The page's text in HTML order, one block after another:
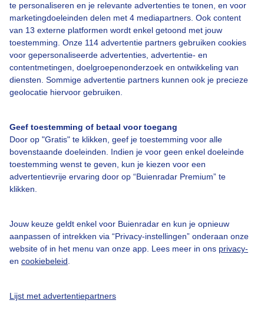
te personaliseren en je relevante advertenties te tonen, en voor
marketingdoeleinden delen met 4 mediapartners. Ook content
van 13 externe platformen wordt enkel getoond met jouw
toestemming. Onze 114 advertentie partners gebruiken cookies
voor gepersonaliseerde advertenties, advertentie- en
contentmetingen, doelgroepenonderzoek en ontwikkeling van
diensten. Sommige advertentie partners kunnen ook je precieze
geolocatie hiervoor gebruiken.
Geef toestemming of betaal voor toegang
Door op "Gratis" te klikken, geef je toestemming voor alle
bovenstaande doeleinden. Indien je voor geen enkel doeleinde
toestemming wenst te geven, kun je kiezen voor een
advertentievrije ervaring door op “Buienradar Premium” te
klikken.
Jouw keuze geldt enkel voor Buienradar en kun je opnieuw
aanpassen of intrekken via “Privacy-instellingen” onderaan onze
website of in het menu van onze app. Lees meer in ons privacy-
en cookiebeleid
Lijst met advertentiepartners
Over Buienradar
Bedrijfsgegevens
Veelgestelde vragen
Contact
Gebruikersvoorwaarden
Adverteren
Buienradar Team
Privacy beleid
Privacy instellingen
Gratis weerdata
Buienradar